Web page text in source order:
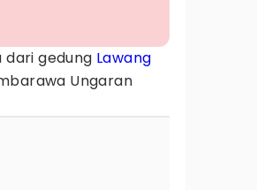
gedung Lawang
Ungaran